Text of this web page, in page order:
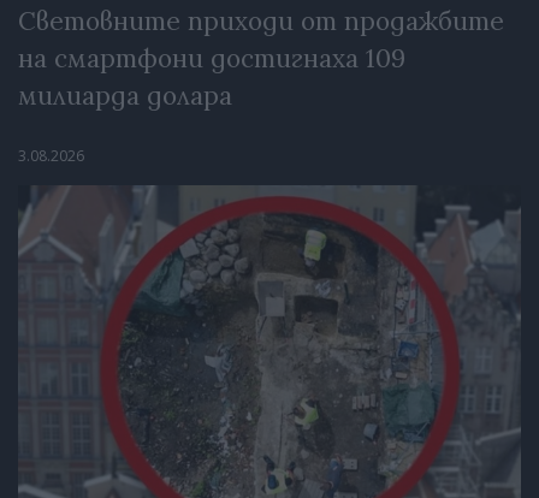
Световните приходи от продажбите
на смартфони достигнаха 109
милиарда долара
3.08.2026